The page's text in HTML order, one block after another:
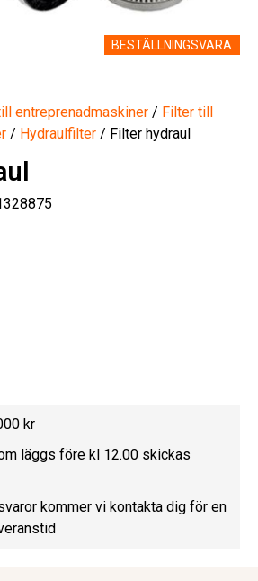
BESTÄLLNINGSVARA
entreprenadmaskiner / Filter till
/ Hydraulfilter / Filter hydraul
kr
läggs före kl 12.00 skickas
kommer vi kontakta dig för en